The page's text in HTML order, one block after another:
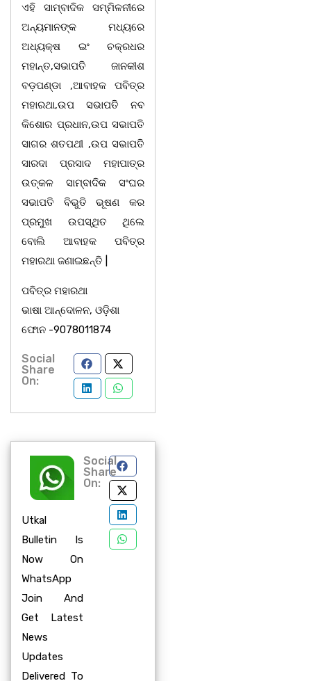
ଏହି ସାମ୍ବାଦିକ ସମ୍ମିଳନୀରେ
ଅନ୍ୟମାନଙ୍କ ମଧ୍ୟରେ
ଅଧ୍ୟକ୍ଷ ଇଂ ଚକ୍ରଧର
ମହାନ୍ତ,ସଭାପତି ଜାନକୀଶ
ବଡ଼ପଣ୍ଡା ,ଆବାହକ ପବିତ୍ର
ମହାରଥା,ଉପ ସଭାପତି ନବ
କିଶୋର ପ୍ରଧାନ,ଉପ ସଭାପତି
ସାଗର ଶତପଥୀ ,ଉପ ସଭାପତି
ସାରଦା ପ୍ରସାଦ ମହାପାତ୍ର
ଉତ୍କଳ ସାମ୍ବାଦିକ ସଂଘର
ସଭାପତି ବିଭୁତି ଭୂଷଣ କର
ପ୍ରମୁଖ ଉପସ୍ଥିତ ଥିଲେ
ବୋଲି ଆବାହକ ପବିତ୍ର
ମହାରଥା ଜଣାଇଛନ୍ତି |
ପବିତ୍ର ମହାରଥା
ଭାଷା ଆନ୍ଦୋଳନ, ଓଡ଼ିଶା
ଫୋନ -9078011874
Social
Share
On:
Utkal
Bulletin Is
Now On
WhatsApp
Join And
Get Latest
News
Updates
Delivered To
Social
Share
On: